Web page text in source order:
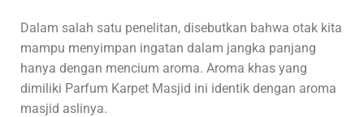
Dalam salah satu penelitan, disebutkan bahwa otak kita
mampu menyimpan ingatan dalam jangka panjang
hanya dengan mencium aroma. Aroma khas yang
dimiliki Parfum Karpet Masjid ini identik dengan aroma
masjid aslinya.